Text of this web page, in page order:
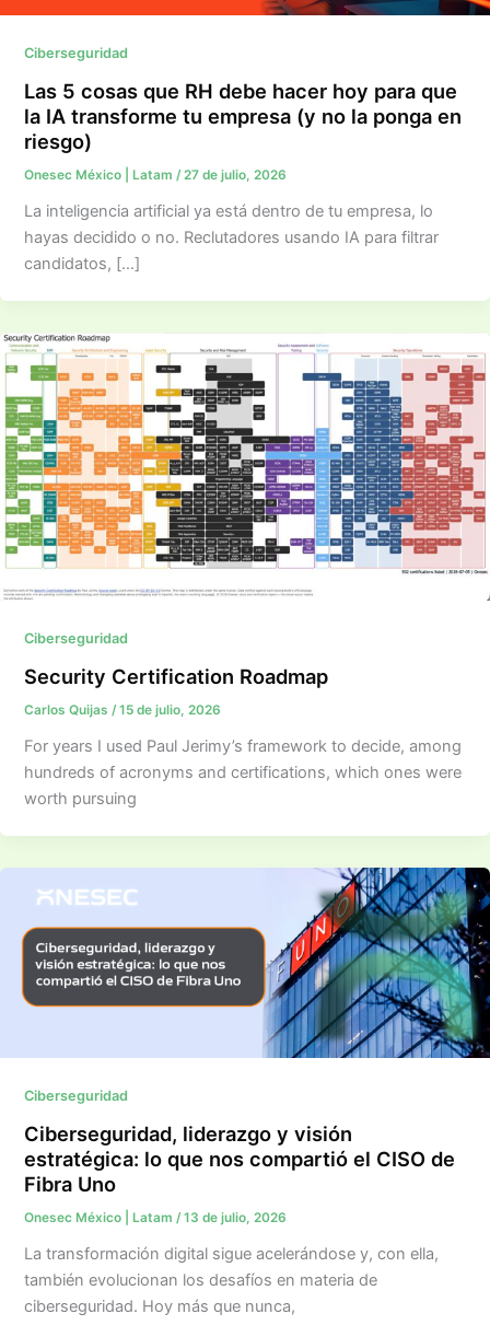
Ciberseguridad
Las 5 cosas que RH debe hacer hoy para que
la IA transforme tu empresa (y no la ponga en
riesgo)
Onesec México | Latam /27 de julio, 2026
La inteligencia artificial ya está dentro de tu empresa, lo
hayas decidido o no. Reclutadores usando IA para filtrar
candidatos, […]
Ciberseguridad
Security Certification Roadmap
Carlos Quijas /15 de julio, 2026
For years I used Paul Jerimy’s framework to decide, among
hundreds of acronyms and certifications, which ones were
worth pursuing
Ciberseguridad
Ciberseguridad, liderazgo y visión
estratégica: lo que nos compartió el CISO de
Fibra Uno
Onesec México | Latam /13 de julio, 2026
La transformación digital sigue acelerándose y, con ella,
también evolucionan los desafíos en materia de
ciberseguridad. Hoy más que nunca,